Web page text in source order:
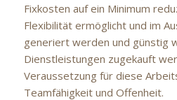
Fixkosten auf ein Minimum
Flexibilität ermöglicht und im
generiert werden und günstig
Dienstleistungen zugekauft
Veraussetzung für diese
Teamfähigkeit und Offenheit.